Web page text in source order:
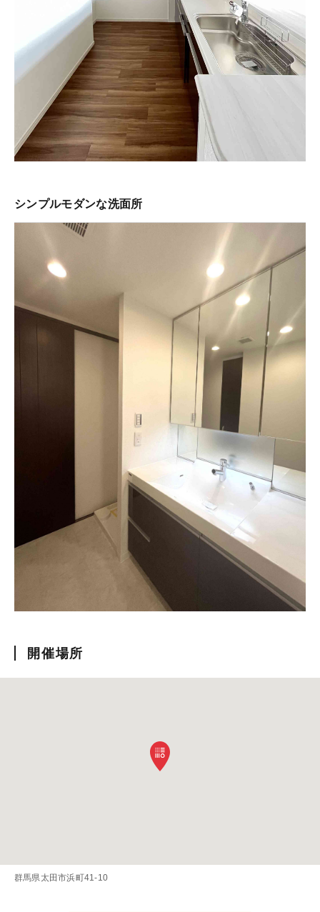
シンプルモダンな洗面所
開催場所
群馬県太田市浜町41-10